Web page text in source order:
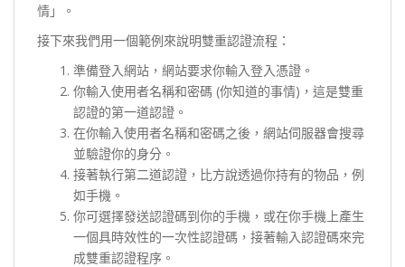
情」。
接下來我們用一個範例來說明雙重認證流程：
準備登入網站，網站要求你輸入登入憑證。
你輸入使用者名稱和密碼 (你知道的事情)，這是雙重
認證的第一道認證。
在你輸入使用者名稱和密碼之後，網站伺服器會搜尋
並驗證你的身分。
接著執行第二道認證，比方說透過你持有的物品，例
如手機。
你可選擇發送認證碼到你的手機，或在你手機上產生
一個具時效性的一次性認證碼，接著輸入認證碼來完
成雙重認證程序。